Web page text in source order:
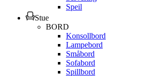
Speil
Stue
BORD
Konsollbord
Lampebord
Småbord
Sofabord
Spillbord